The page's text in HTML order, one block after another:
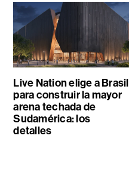
Live Nation elige a Brasil
para construir la mayor
arena techada de
Sudamérica: los
detalles